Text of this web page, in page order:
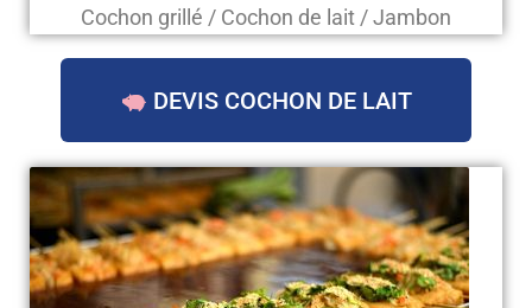
Cochon grillé / Cochon de lait / Jambon
DEVIS COCHON DE LAIT